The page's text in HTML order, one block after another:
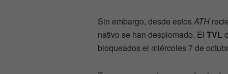
Sin embargo, desde estosATH
nativo se han desplomado. El TVL
bloqueados el miércoles 7 de